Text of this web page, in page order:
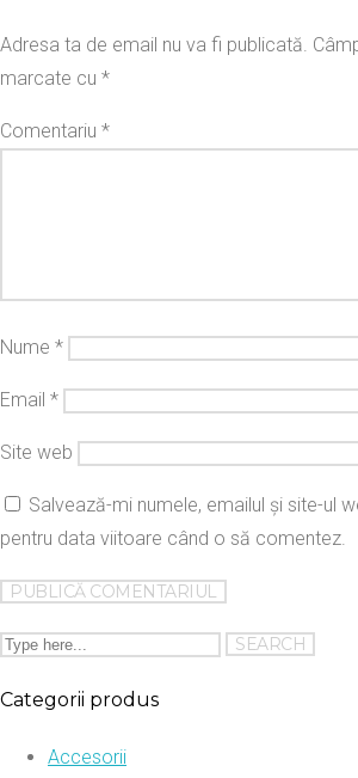
Adresa ta de email nu va fi publicată.
marcate cu *
Comentariu *
Nume *
Email *
Site web
Salvează-mi numele, emailul și site-ul
pentru data viitoare când o să comentez.
Categorii produs
Accesorii